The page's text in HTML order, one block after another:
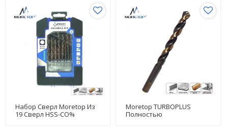
Набор Сверл Moretop Из
19 Сверл HSS-CO%
Moretop TURBOPLUS
Полностью